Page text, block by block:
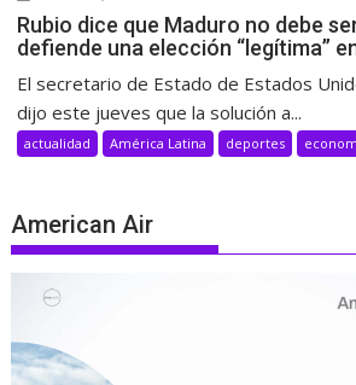
Rubio dice que Maduro no debe
defiende una elección “legítima”
El secretario de Estado de Estados
dijo este jueves que la solución a...
actualidad América Latina deportes
American Air